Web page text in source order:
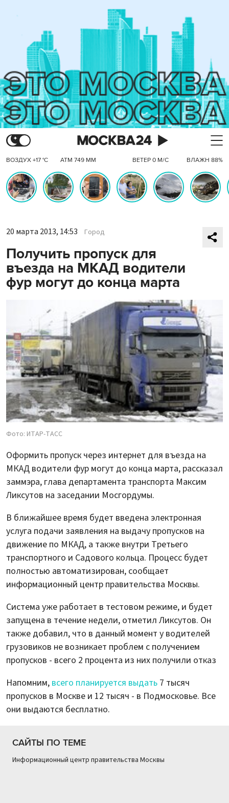
ВОЗДУХ +17 °C АТМ 749 ММ ВЕТЕР 0 М/С ВЛАЖН 88%
20 марта 2013, 14:53 Город
Получить пропуск для
въезда на МКАД водители
фур могут до конца марта
Фото: ИТАР-ТАСС
Оформить пропуск через интернет для въезда на
МКАД водители фур могут до конца марта, рассказал
заммэра, глава департамента транспорта Максим
Ликсутов на заседании Мосгордумы.
В ближайшее время будет введена электронная
услуга подачи заявления на выдачу пропусков на
движение по МКАД, а также внутри Третьего
транспортного и Садового кольца. Процесс будет
полностью автоматизирован, сообщает
информационный центр правительства Москвы.
Система уже работает в тестовом режиме, и будет
запущена в течение недели, отметил Ликсутов. Он
также добавил, что в данный момент у водителей
грузовиков не возникает проблем с получением
пропусков - всего 2 процента из них получили отказ
Напомним, всего планируется выдать 7 тысяч
пропусков в Москве и 12 тысяч - в Подмосковье. Все
они выдаются бесплатно.
САЙТЫ ПО ТЕМЕ
Информационный центр правительства Москвы